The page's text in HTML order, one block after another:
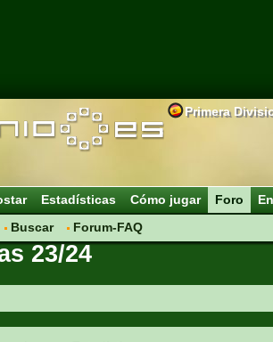
Primera
Estadísticas Cómo jugar
Foro
Buscar Forum-FAQ
23/24